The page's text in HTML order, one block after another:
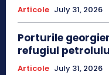
Articole July 31, 2026
Porturile
refugiul
Articole July 31, 2026